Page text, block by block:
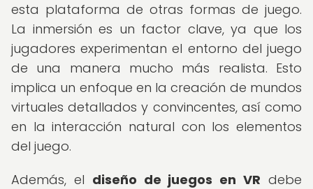
esta plataforma de otras formas de juego.
La inmersión es un factor clave, ya que los
jugadores experimentan el entorno del juego
de una manera mucho más realista. Esto
implica un enfoque en la creación de mundos
virtuales detallados y convincentes, así como
en la interacción natural con los elementos
del juego.
Además, el diseño de juegos en VR debe